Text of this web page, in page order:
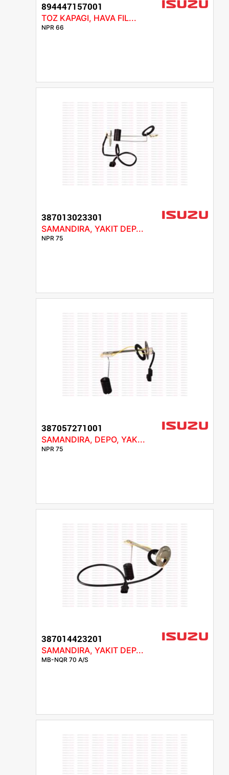
894447157001
TOZ KAPAGI, HAVA FIL...
NPR 66
387013023301
SAMANDIRA, YAKIT DEP...
NPR 75
387057271001
SAMANDIRA, DEPO, YAK...
NPR 75
387014423201
SAMANDIRA, YAKIT DEP...
MB-NQR 70 A/S